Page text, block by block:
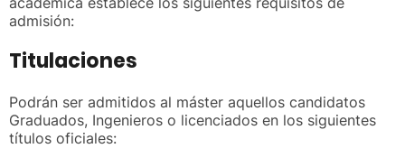
admisión:
Titulaciones
Podrán ser admitidos al máster aquellos candidatos
Graduados, Ingenieros o licenciados en los siguientes
títulos oficiales: